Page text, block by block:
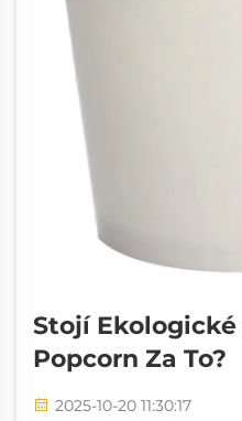
Stojí Ekologické
Popcorn Za To?
2025-10-20 11:30:17